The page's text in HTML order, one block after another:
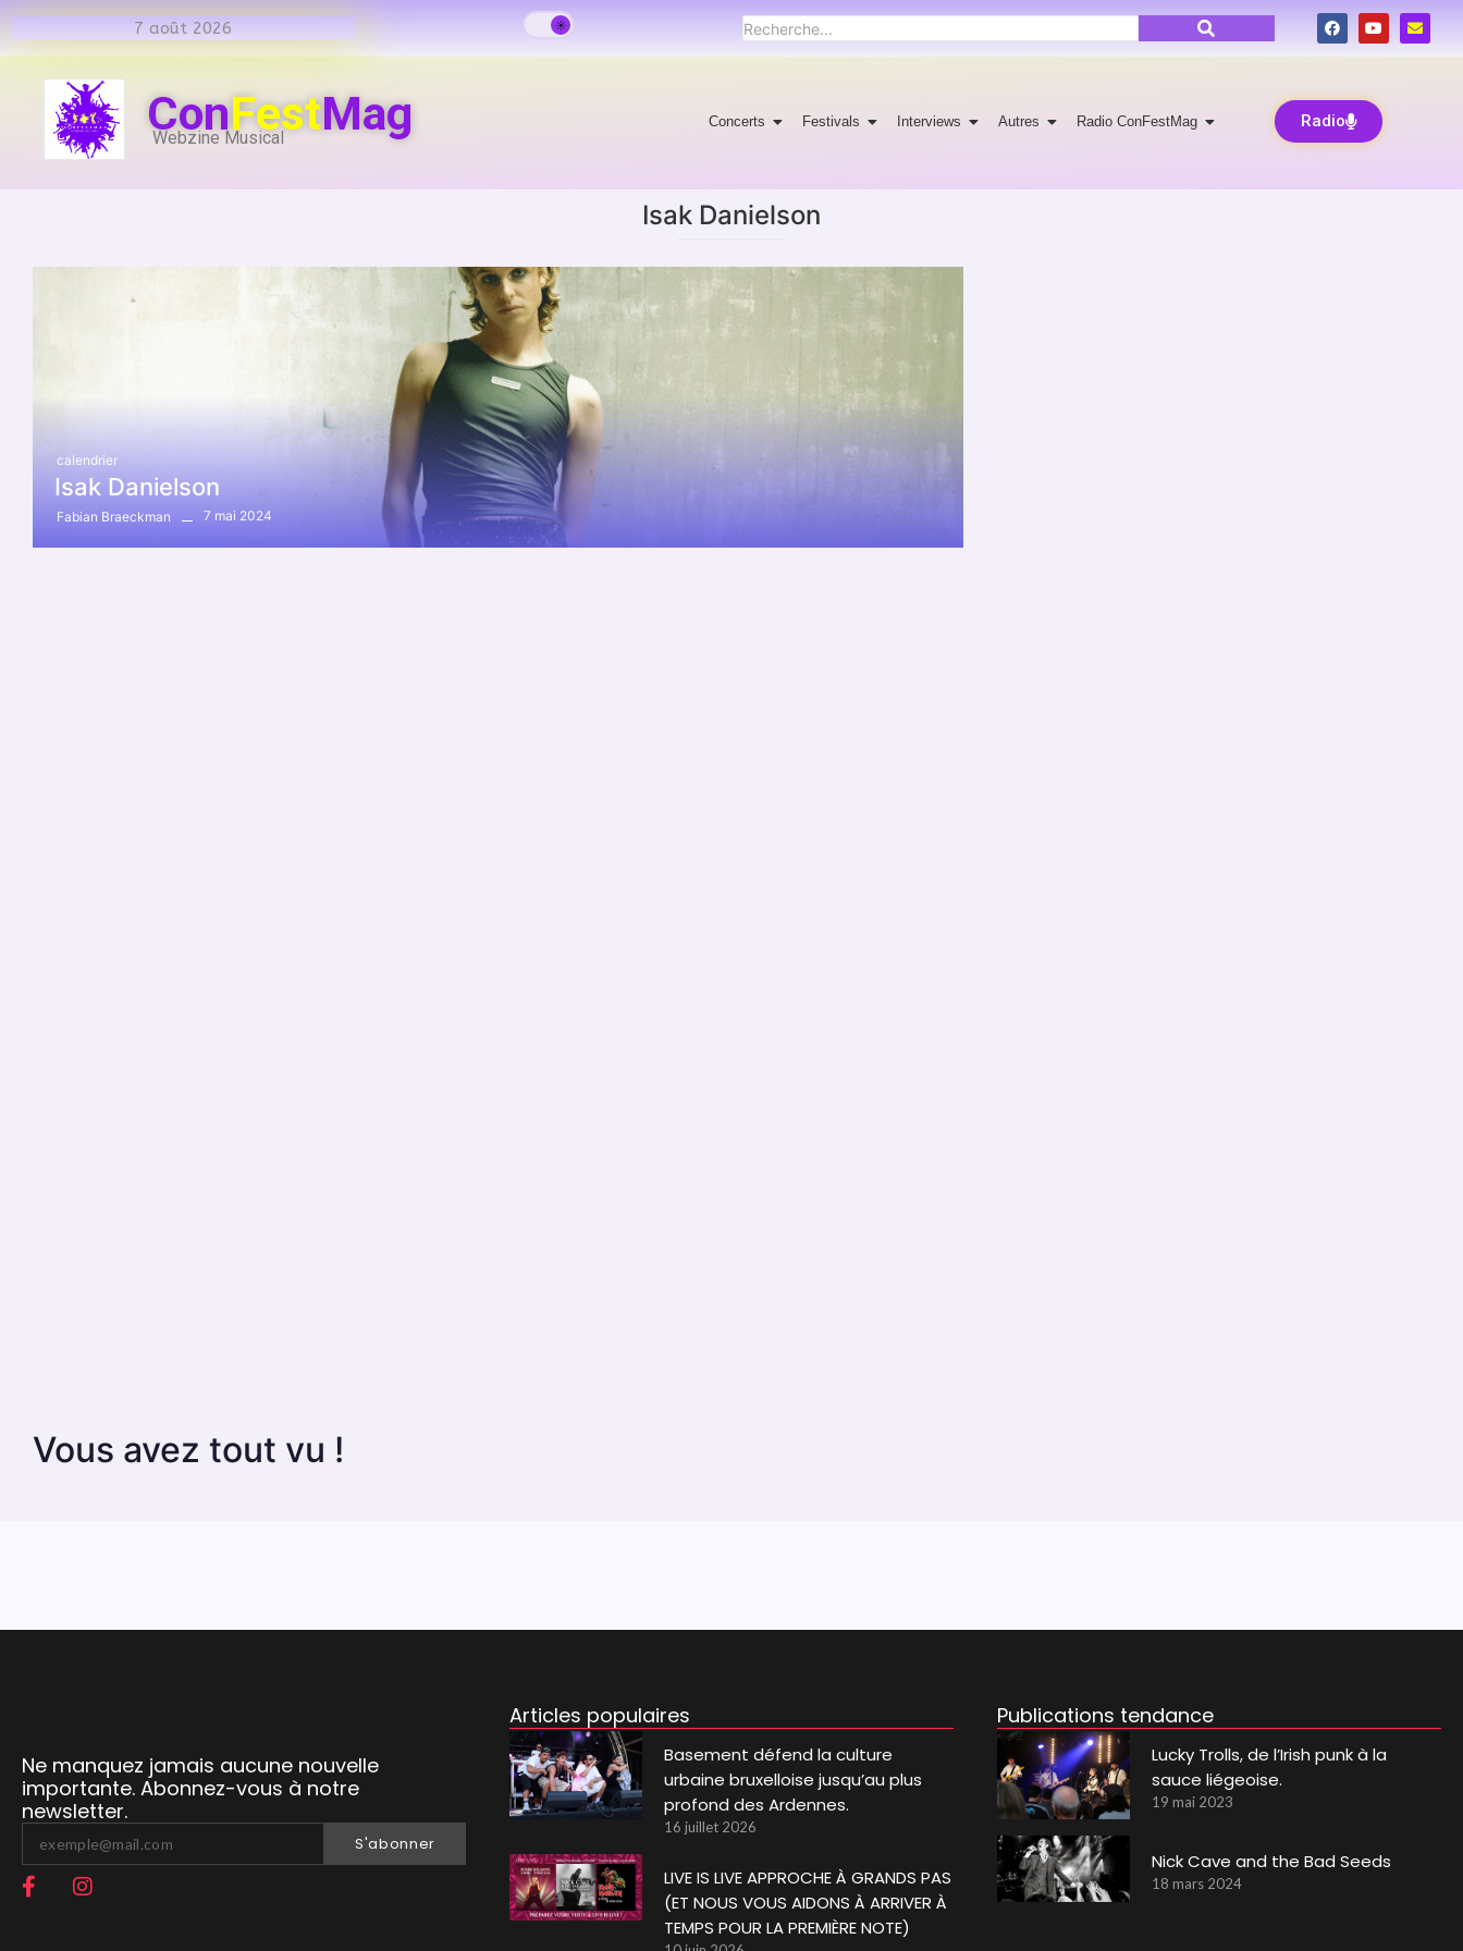
7 août 2026
ConFestMag
Webzine Musical
Concerts Festivals Interviews Autres Radio ConFestMag Radio
Isak Danielson
calendrier
Isak Danielson
Fabian Braeckman 7 mai 2024
Vous avez tout vu !
Ne manquez jamais aucune nouvelle
importante. Abonnez-vous à notre
newsletter.
S'abonner
Articles populaires
Basement défend la culture
urbaine bruxelloise jusqu’au plus
profond des Ardennes.
16 juillet 2026
LIVE IS LIVE APPROCHE À GRANDS PAS
(ET NOUS VOUS AIDONS À ARRIVER À
TEMPS POUR LA PREMIÈRE NOTE)
Publications tendance
Lucky Trolls, de l’Irish punk à la
sauce liégeoise.
19 mai 2023
Nick Cave and the Bad Seeds
18 mars 2024